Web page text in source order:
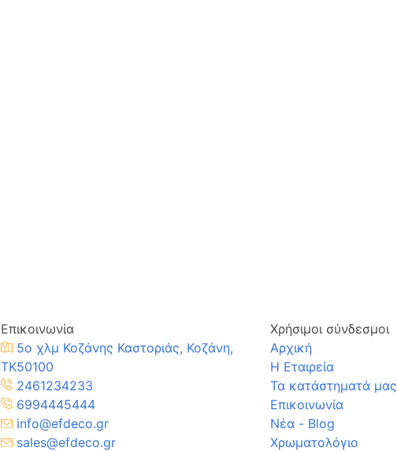
Επικοινωνία
5ο χλμ Κοζάνης Καστοριάς, Κοζάνη,
TK50100
2461234233
6994445444
info@efdeco.gr
sales@efdeco.gr
Χρήσιμοι σύνδεσμοι
Αρχική
Η Εταιρεία
Τα κατάστηματά μας
Επικοινωνία
Νέα - Blog
Χρωματολόγιο